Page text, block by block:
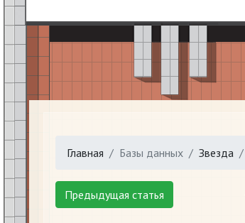
Главная Базы данных Звезда
Предыдущая статья